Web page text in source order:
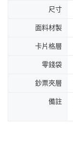
尺寸
面料材製
卡片格層
零錢袋
鈔票夾層
備註